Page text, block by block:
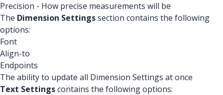
Precision - How precise measurements will be
The Dimension Settingssection contains the following
options:
Font
Align-to
Endpoints
The ability to update all Dimension Settings at once
Text Settingscontains the following options: